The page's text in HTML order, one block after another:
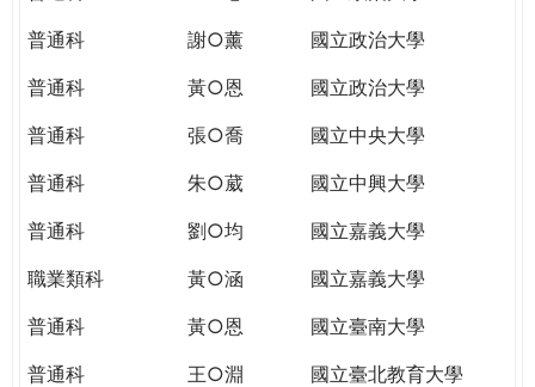
WAGOR
TODAY
THE
WORLD
普通科
謝○薰
國立政治大學
普通科
黃○恩
國立政治大學
普通科
張○喬
國立中央大學
普通科
朱○葳
國立中興大學
普通科
劉○均
國立嘉義大學
職業類科
黃○涵
國立嘉義大學
普通科
黃○恩
國立臺南大學
普通科
王○淵
國立臺北教育大學